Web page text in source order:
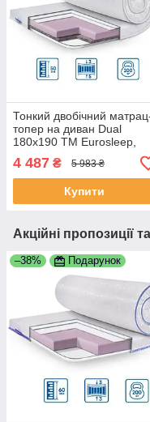
Тонкий двобічний
топер на диван Dual
180x190 TM Eurosleep,
жакардовий чохол.
4 487 ₴ 5 983 ₴
Купити
Акційні пропозиції
–38% Подарунок